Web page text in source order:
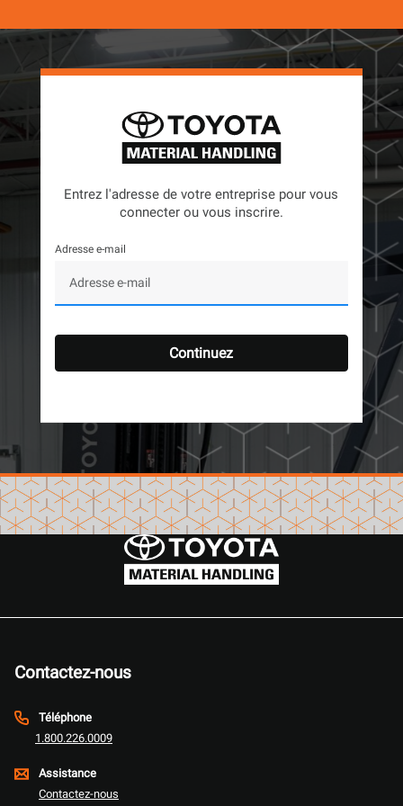
Entrez l'adresse de votre entreprise pour vous
connecter ou vous inscrire.
Adresse e-mail
Continuez
Contactez-nous
Téléphone
1.800.226.0009
Assistance
Contactez-nous